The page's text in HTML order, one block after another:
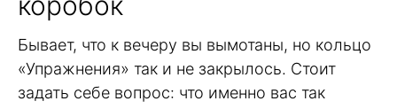
Бывает, что к вечеру вы вымотаны, но кольцо
«Упражнения» так и не закрылось. Стоит
задать себе вопрос: что именно вас так